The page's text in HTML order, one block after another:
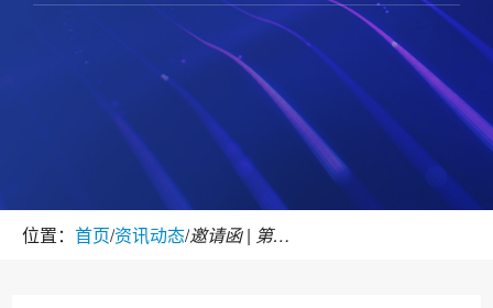
位置： 首页/资讯动态/ 邀请函 | 第二届亚太地区治疗性蛋白药物药代动力学和药效动力学培训班